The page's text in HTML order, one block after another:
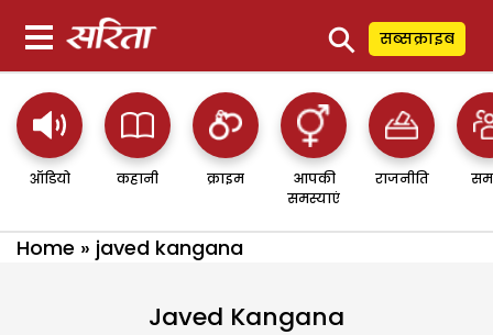
⚲ सब्सक्राइब
ऑडियो कहानी क्राइम
आपकी
समस्याएं
राजनीति
Home » javed kangana
Javed Kangana